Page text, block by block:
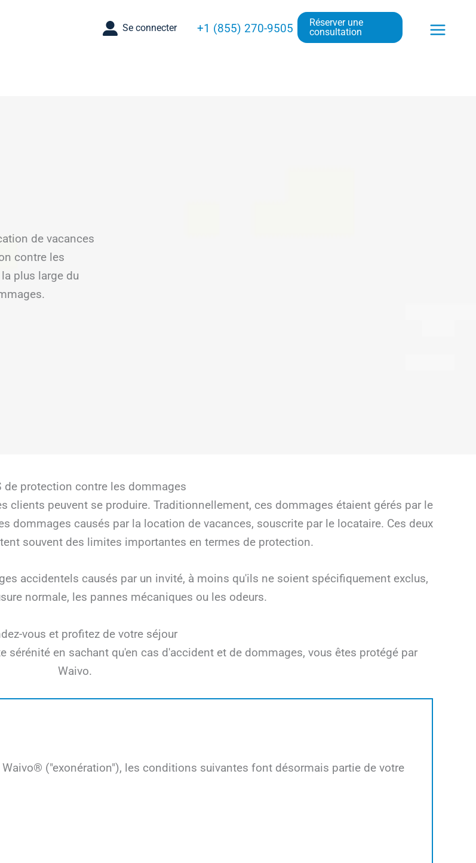
Se connecter +1 (855) 270-9505
Réserver une
consultation
de vacances
contre les
plus large du
de protection contre les dommages
clients peuvent se produire. Traditionnellement, ces dommages étaient gérés par le
dommages causés par la location de vacances, souscrite par le locataire. Ces deux
souvent des limites importantes en termes de protection.
accidentels causés par un invité, à moins qu'ils ne soient spécifiquement exclus,
normale, les pannes mécaniques ou les odeurs.
vous et profitez de votre séjour
sérénité en sachant qu'en cas d'accident et de dommages, vous êtes protégé par
Waivo.
("exonération"), les conditions suivantes font désormais partie de votre